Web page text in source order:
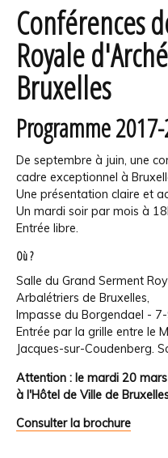
Conférences
Royale
Bruxelles
Programme
De septembre à juin, une
cadre exceptionnel à
Une présentation claire et
Un mardi soir par mois à
Entrée libre.
Où ?
Salle du Grand Serment
Arbalétriers de Bruxelles,
Impasse du Borgendael -
Entrée par la grille entre le
Jacques-sur-Coudenberg.
Attention : le mardi 20
à l'Hôtel de Ville de
Consulter la brochure